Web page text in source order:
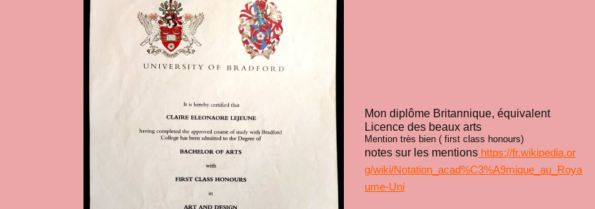
Mon diplôme Britannique, équivalent
Licence des beaux arts
Mention très bien ( first class honours)
notes sur les mentions https://fr.wikipedia.or
g/wiki/Notation_acad%C3%A9mique_au_Roya
ume-Uni